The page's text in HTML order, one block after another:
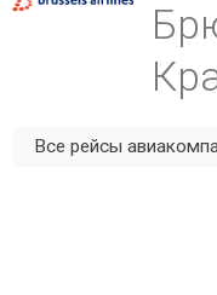
Все рейсы